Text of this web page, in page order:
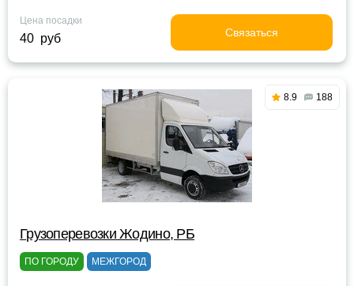
Цена посадки
40 руб Связаться
8.9 188
Грузоперевозки Жодино, РБ
ПО ГОРОДУ МЕЖГОРОД